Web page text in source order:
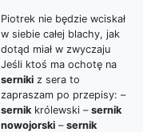
Piotrek nie będzie wciskał
w siebie całej blachy, jak
dotąd miał w zwyczaju
Jeśli ktoś ma ochotę na
serniki z sera to
zapraszam po przepisy: –
sernik królewski – sernik
nowojorski – sernik